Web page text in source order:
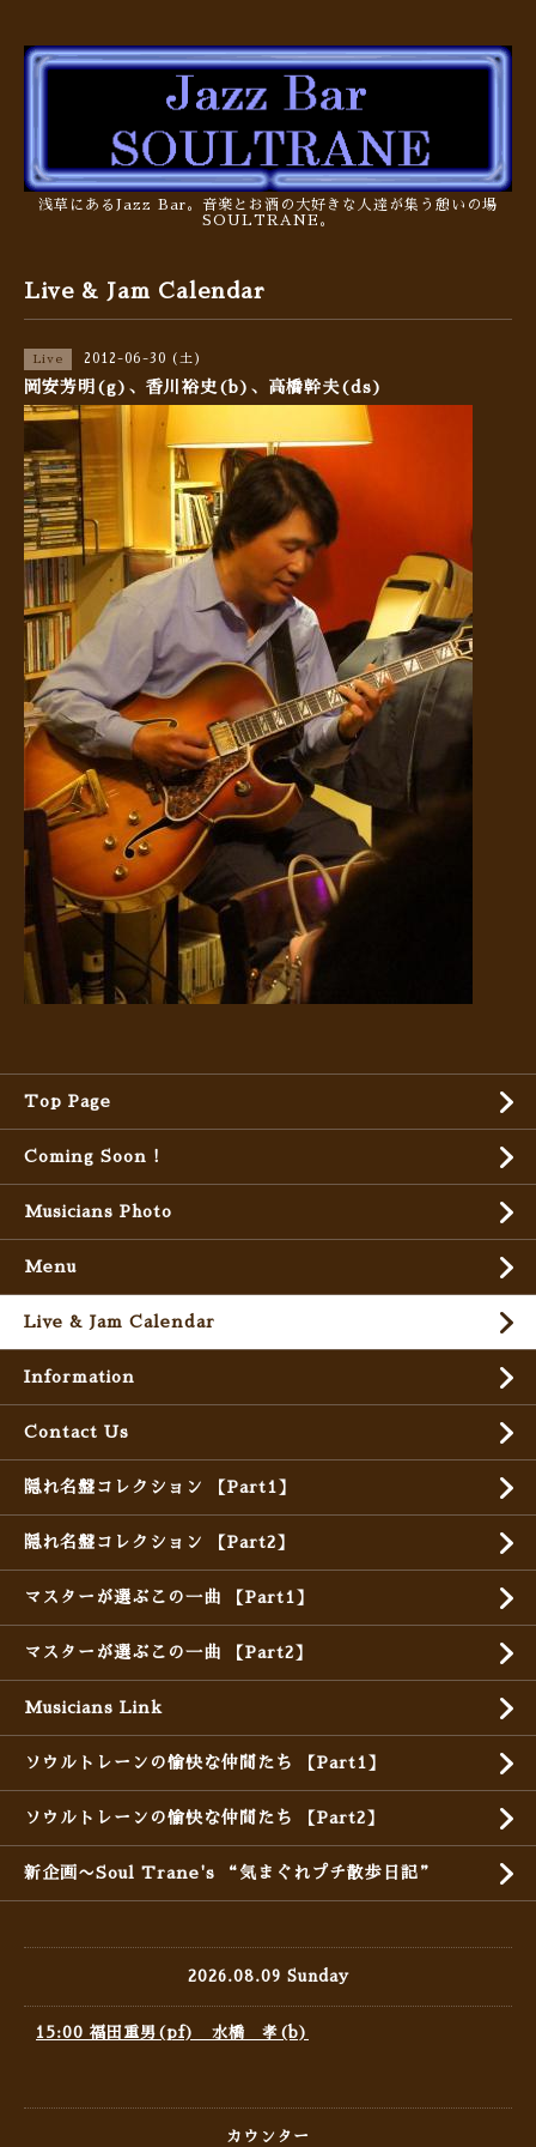
浅草にあるJazz Bar。音楽とお酒の大好きな人達が集う憩いの場
SOULTRANE。
Live & Jam Calendar
Live 2012-06-30 (土)
岡安芳明(g)、香川裕史(b)、高橋幹夫(ds)
Top Page
Coming Soon !
Musicians Photo
Menu
Live & Jam Calendar
Information
Contact Us
隠れ名盤コレクション 【Part1】
隠れ名盤コレクション 【Part2】
マスターが選ぶこの一曲 【Part1】
マスターが選ぶこの一曲 【Part2】
Musicians Link
ソウルトレーンの愉快な仲間たち 【Part1】
ソウルトレーンの愉快な仲間たち 【Part2】
新企画〜Soul Trane's “気まぐれプチ散歩日記”
2026.08.09 Sunday
15:00 福田重男(pf) 水橋 孝(b)
カウンター